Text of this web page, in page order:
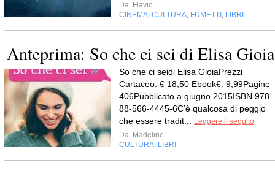
Da Flavio
CINEMA CULTURA FUMETTI LIBRI
Anteprima: So che ci sei di Elisa Gioia
So che ci seidi Elisa GioiaPrezzi
Cartaceo: € 18,50 Ebook€: 9,99Pagine
406Pubblicato a giugno 2015ISBN 978-
88-566-4445-6C’è qualcosa di peggio
che essere tradit...
Leggere il seguito
Da Madeline
CULTURA LIBRI